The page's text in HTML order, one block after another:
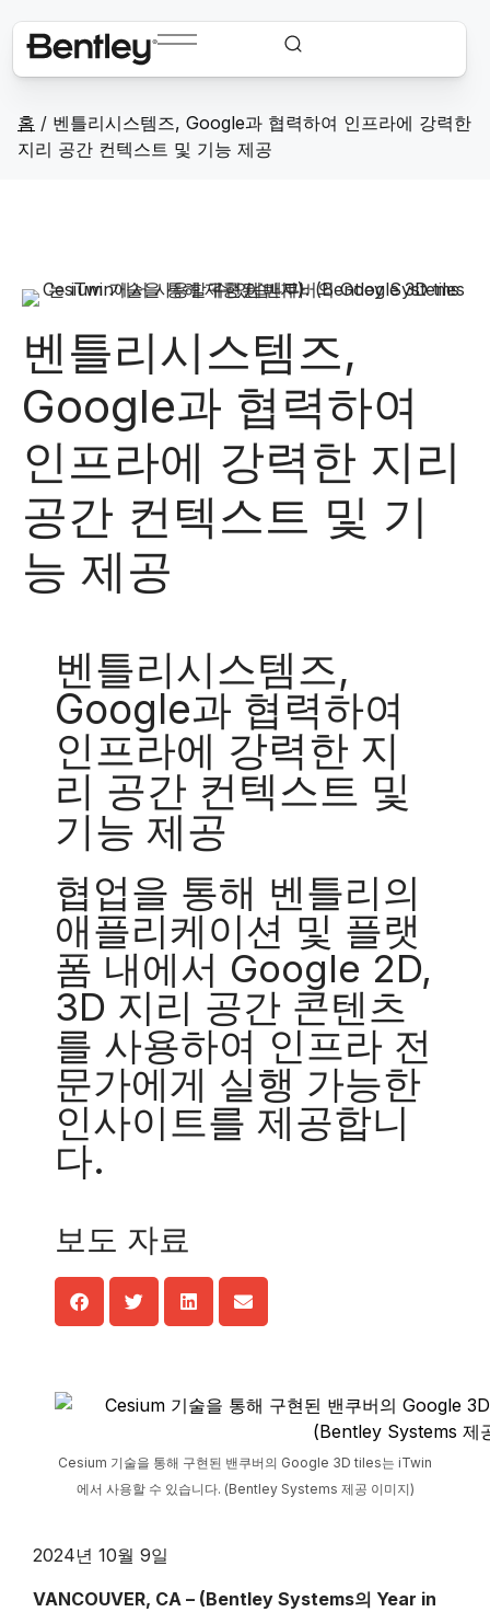
홈 / 벤틀리시스템즈, Google과 협력하여 인프라에 강력한
지리 공간 컨텍스트 및 기능 제공
벤틀리시스템즈,
Google과 협력하여
인프라에 강력한 지리
공간 컨텍스트 및 기
능 제공
벤틀리시스템즈,
Google과 협력하여
인프라에 강력한 지
리 공간 컨텍스트 및
기능 제공
협업을 통해 벤틀리의
애플리케이션 및 플랫
폼 내에서 Google 2D,
3D 지리 공간 콘텐츠
를 사용하여 인프라 전
문가에게 실행 가능한
인사이트를 제공합니
다.
보도 자료
Cesium 기술을 통해 구현된 밴쿠버의 Google 3D tiles는 iTwin
에서 사용할 수 있습니다. (Bentley Systems 제공 이미지)
2024년 10월 9일
VANCOUVER, CA – (Bentley Systems의 Year in